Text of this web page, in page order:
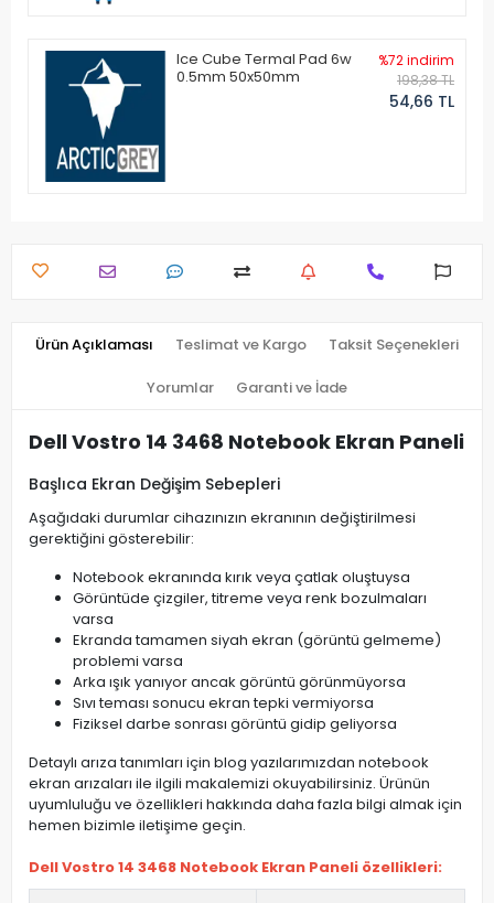
Ice Cube Termal Pad 6w
0.5mm 50x50mm
%72 indirim
198,38 TL
54,66 TL
Ürün Açıklaması Teslimat ve Kargo Taksit Seçenekleri
Yorumlar Garanti ve İade
Dell Vostro 14 3468 Notebook Ekran Paneli
Başlıca Ekran Değişim Sebepleri
Aşağıdaki durumlar cihazınızın ekranının değiştirilmesi
gerektiğini gösterebilir:
Notebook ekranında kırık veya çatlak oluştuysa
Görüntüde çizgiler, titreme veya renk bozulmaları
varsa
Ekranda tamamen siyah ekran (görüntü gelmeme)
problemi varsa
Arka ışık yanıyor ancak görüntü görünmüyorsa
Sıvı teması sonucu ekran tepki vermiyorsa
Fiziksel darbe sonrası görüntü gidip geliyorsa
Detaylı arıza tanımları için blog yazılarımızdan notebook
ekran arızaları ile ilgili makalemizi okuyabilirsiniz. Ürünün
uyumluluğu ve özellikleri hakkında daha fazla bilgi almak için
hemen bizimle iletişime geçin.
Dell Vostro 14 3468 Notebook Ekran Paneli özellikleri: